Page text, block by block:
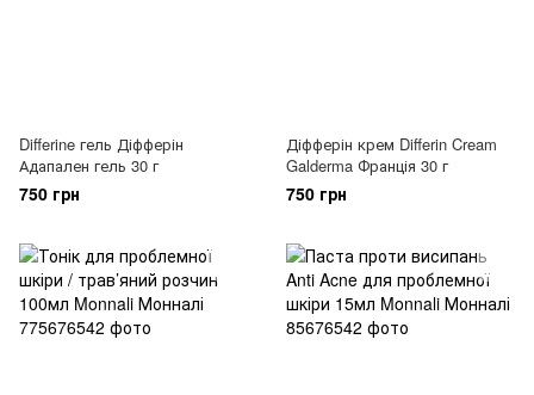
Differine гель Діфферін
Адапален гель 30 г
750 грн
Діфферін крем Differin Cream
Galderma Франція 30 г
750 грн